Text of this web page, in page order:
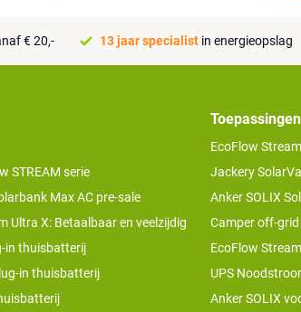
€ 20,- 13 jaar specialist in energieopslag
STREAM serie
Max AC pre-sale
Ultra X: Betaalbaar en veelzijdig
in thuisbatterij
in thuisbatterij
Toepassingen
EcoFlow
Jackery
Anker SOLIX
Camper off-
EcoFlow
UPS
Anker SOLIX